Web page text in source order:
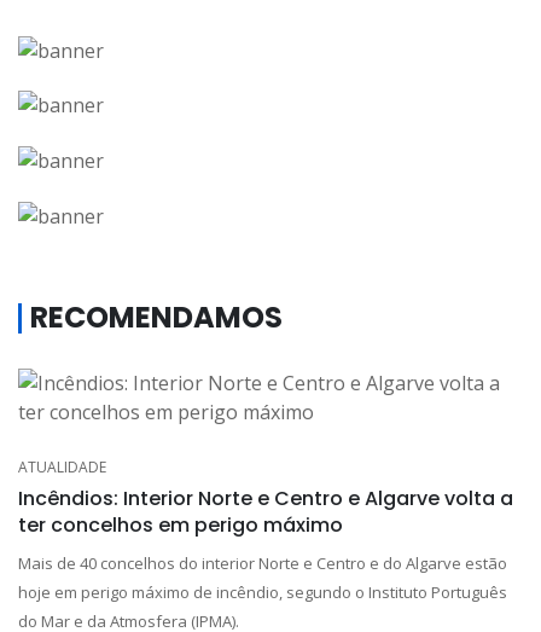
RECOMENDAMOS
ATUALIDADE
Incêndios: Interior Norte e Centro e Algarve volta a
ter concelhos em perigo máximo
Mais de 40 concelhos do interior Norte e Centro e do Algarve estão
hoje em perigo máximo de incêndio, segundo o Instituto Português
do Mar e da Atmosfera (IPMA).